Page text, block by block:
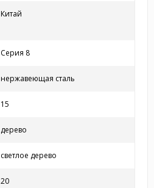
Китай
Серия 8
нержавеющая сталь
15
дерево
светлое дерево
20